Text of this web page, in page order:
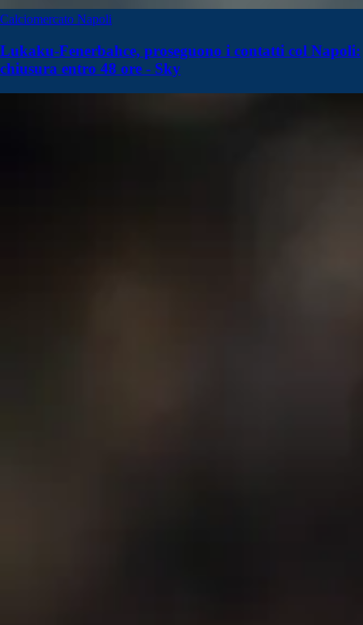
Calciomercato Napoli
Lukaku-Fenerbahce, proseguono i contatti col Napoli:
chiusura entro 48 ore - Sky